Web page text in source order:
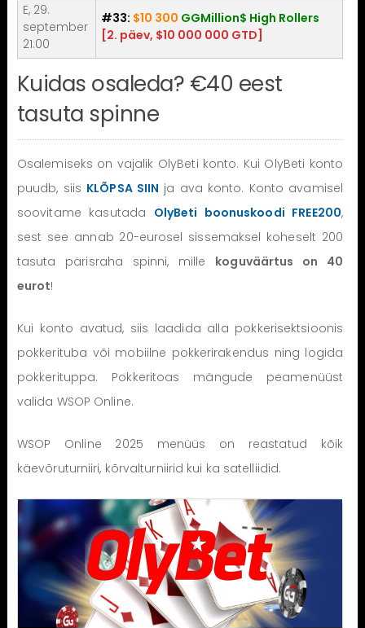
E, 29.
september
21:00
#33: $10 300 GGMillion$ High Rollers
[2. päev, $10 000 000 GTD]
Kuidas osaleda? €40 eest
tasuta spinne
Osalemiseks on vajalik OlyBeti konto. Kui OlyBeti konto
puudb, siis KLÕPSA SIIN ja ava konto. Konto avamisel
soovitame kasutada OlyBeti boonuskoodi FREE200,
sest see annab 20-eurosel sissemaksel koheselt 200
tasuta pärisraha spinni, mille koguväärtus on 40
eurot!
Kui konto avatud, siis laadida alla pokkerisektsioonis
pokkerituba või mobiilne pokkerirakendus ning logida
pokkerituppa. Pokkeritoas mängude peamenüüst
valida WSOP Online.
WSOP Online 2025 menüüs on reastatud kõik
käevõruturniiri, kõrvalturniirid kui ka satelliidid.